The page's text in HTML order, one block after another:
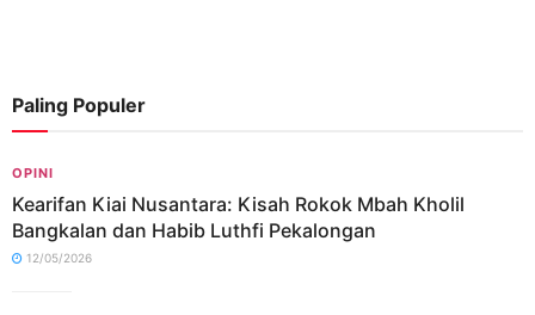
Paling Populer
OPINI
Kearifan Kiai Nusantara: Kisah Rokok Mbah Kholil
Bangkalan dan Habib Luthfi Pekalongan
12/05/2026